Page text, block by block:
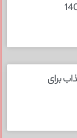
۱۵ ایده‌ جذاب برای